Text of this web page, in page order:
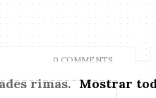
rimas. Mostrar
0 COMMENTS